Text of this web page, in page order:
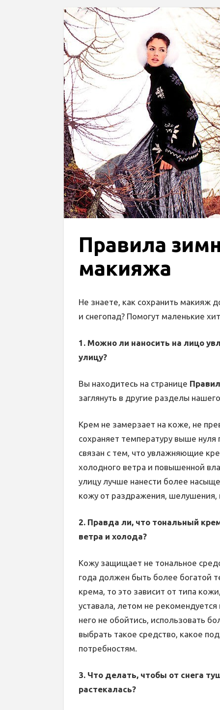
Правила
макияжа
Не знаете, как сохранить макияж
и снегопад? Помогут маленькие
1. Можно ли наносить на лицо
улицу?
Вы находитесь на странице
заглянуть в другие разделы
Крем не замерзает на коже, не
сохраняет температуру выше
связан с тем, что увлажняющие
холодного ветра и повышенной
улицу лучше нанести более
кожу от раздражения, шелушения,
2. Правда ли, что тональный
ветра и холода?
Кожу защищает не тональное
года должен быть более богатой
крема, то это зависит от типа
уставала, летом не
него не обойтись, использовать
выбрать такое средство, какое
потребностям.
3. Что делать, чтобы от снега
растекалась?